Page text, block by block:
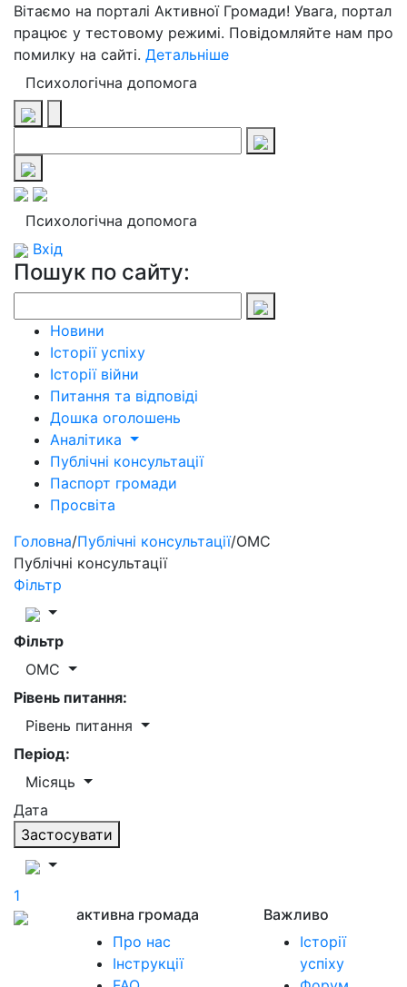
Вітаємо на порталі Активної Громади! Увага, портал
працює у тестовому режимі. Повідомляйте нам про
помилку на сайті. Детальніше
Психологічна допомога
Психологічна допомога
Вхід
Пошук по сайту:
Новини
Історії успіху
Історії війни
Питання та відповіді
Дошка оголошень
Аналітика
Публічні консультації
Паспорт громади
Просвіта
Головна/Публічні консультації/ОМС
Публічні консультації
Фільтр
Фільтр
ОМС
Рівень питання:
Рівень питання
Період:
Місяць
Дата
Застосувати
1
активна громада
Про нас
Інструкції
Важливо
Історії
успіху